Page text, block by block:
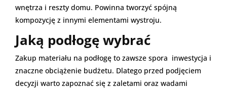
wnętrza i reszty domu. Powinna tworzyć spójną
kompozycję z innymi elementami wystroju.
Jaką podłogę wybrać
Zakup materiału na podłogę to zawsze spora inwestycja i
znaczne obciążenie budżetu. Dlatego przed podjęciem
decyzji warto zapoznać się z zaletami oraz wadami